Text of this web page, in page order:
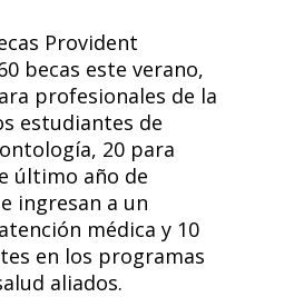
Provident
becas este verano,
profesionales de la
estudiantes de
20 para
último año de
ingresan a un
médica y 10
en los programas
aliados.